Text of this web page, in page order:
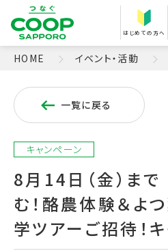
はじめての方へ
HOME イベント・活動
一覧に戻る
キャンペーン
8月14日（金）ま
む！酪農体験＆よ
学ツアーご招待！